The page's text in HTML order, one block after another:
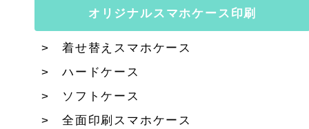
オリジナルスマホケース印刷
着せ替えスマホケース
ハードケース
ソフトケース
全面印刷スマホケース